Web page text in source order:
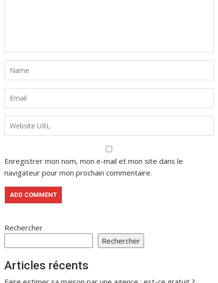
Enregistrer mon nom, mon e-mail et mon site dans le
navigateur pour mon prochain commentaire.
Rechercher
Rechercher
Articles récents